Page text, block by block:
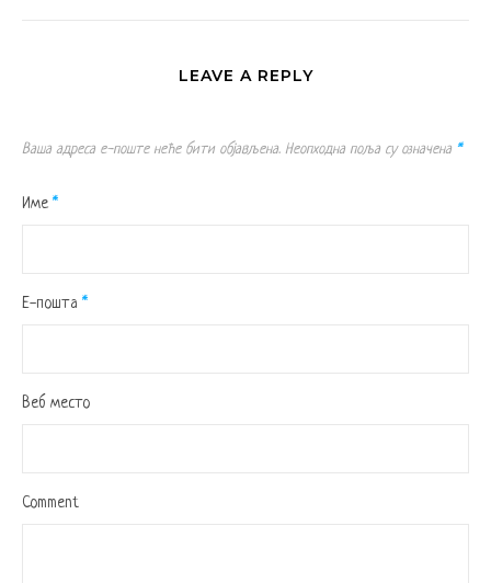
LEAVE A REPLY
Ваша адреса е-поште неће бити објављена. Неопходна поља су означена *
Име *
Е-пошта *
Веб место
Comment